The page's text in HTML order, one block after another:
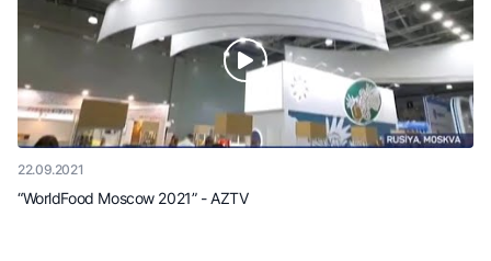
22.09.2021
“WorldFood Moscow 2021” - AZTV